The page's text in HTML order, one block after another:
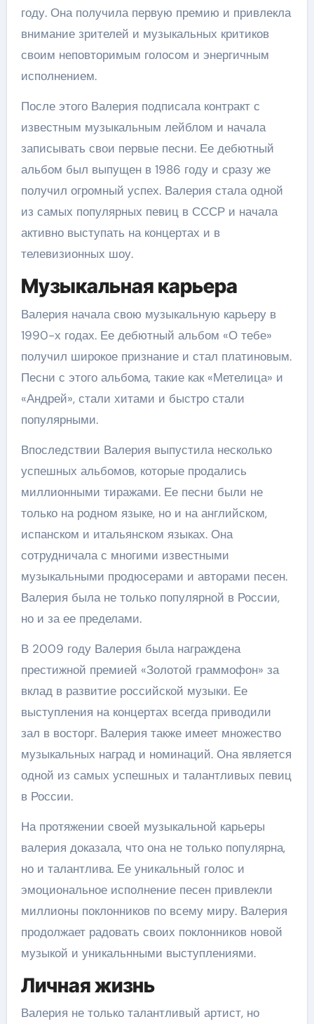
году. Она получила первую премию и привлекла
внимание зрителей и музыкальных критиков
своим неповторимым голосом и энергичным
исполнением.
После этого Валерия подписала контракт с
известным музыкальным лейблом и начала
записывать свои первые песни. Ее дебютный
альбом был выпущен в 1986 году и сразу же
получил огромный успех. Валерия стала одной
из самых популярных певиц в СССР и начала
активно выступать на концертах и в
телевизионных шоу.
Музыкальная карьера
Валерия начала свою музыкальную карьеру в
1990-х годах. Ее дебютный альбом «О тебе»
получил широкое признание и стал платиновым.
Песни с этого альбома, такие как «Метелица» и
«Андрей», стали хитами и быстро стали
популярными.
Впоследствии Валерия выпустила несколько
успешных альбомов, которые продались
миллионными тиражами. Ее песни были не
только на родном языке, но и на английском,
испанском и итальянском языках. Она
сотрудничала с многими известными
музыкальными продюсерами и авторами песен.
Валерия была не только популярной в России,
но и за ее пределами.
В 2009 году Валерия была награждена
престижной премией «Золотой граммофон» за
вклад в развитие российской музыки. Ее
выступления на концертах всегда приводили
зал в восторг. Валерия также имеет множество
музыкальных наград и номинаций. Она является
одной из самых успешных и талантливых певиц
в России.
На протяжении своей музыкальной карьеры
валерия доказала, что она не только популярна,
но и талантлива. Ее уникальный голос и
эмоциональное исполнение песен привлекли
миллионы поклонников по всему миру. Валерия
продолжает радовать своих поклонников новой
музыкой и уникальнными выступлениями.
Личная жизнь
Валерия не только талантливый артист, но